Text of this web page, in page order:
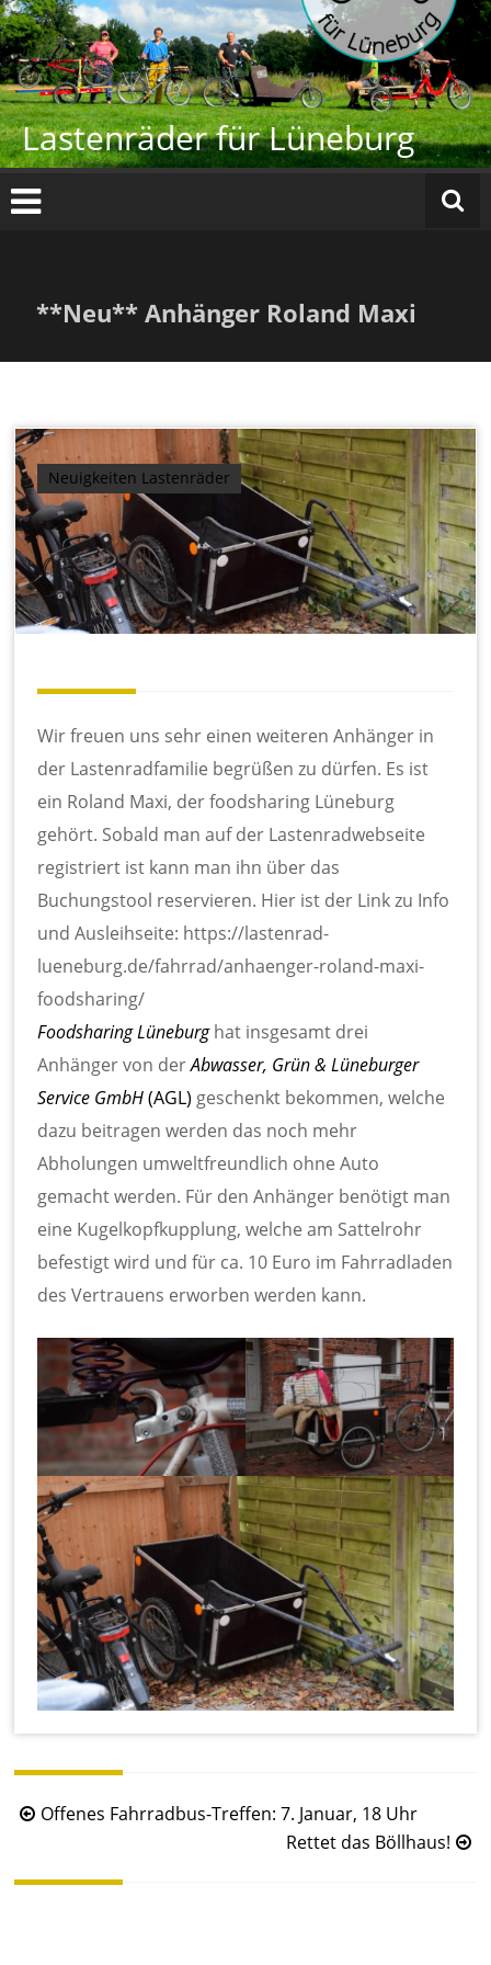
Zum
Inhalt
springen
Lastenräder für Lüneburg
**Neu** Anhänger Roland Maxi
Neuigkeiten Lastenräder
Wir freuen uns sehr einen weiteren Anhänger in
der Lastenradfamilie begrüßen zu dürfen. Es ist
ein Roland Maxi, der foodsharing Lüneburg
gehört. Sobald man auf der Lastenradwebseite
registriert ist kann man ihn über das
Buchungstool reservieren. Hier ist der Link zu Info
und Ausleihseite: https://lastenrad-
lueneburg.de/fahrrad/anhaenger-roland-maxi-
foodsharing/
Foodsharing Lüneburghat insgesamt drei
Anhänger von derAbwasser, Grün & Lüneburger
Service GmbH (AGL) geschenkt bekommen, welche
dazu beitragen werden das noch mehr
Abholungen umweltfreundlich ohne Auto
gemacht werden. Für den Anhänger benötigt man
eine Kugelkopfkupplung, welche am Sattelrohr
befestigt wird und für ca. 10 Euro im Fahrradladen
des Vertrauens erworben werden kann.
B
i
Offenes Fahrradbus-Treffen: 7. Januar, 18 Uhr
Rettet das Böllhaus!